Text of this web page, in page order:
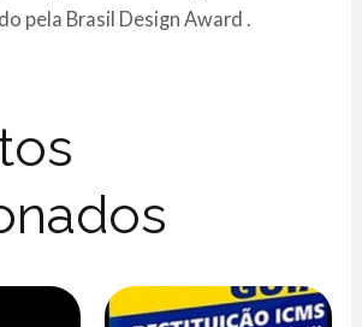
pela Brasil Design Award .